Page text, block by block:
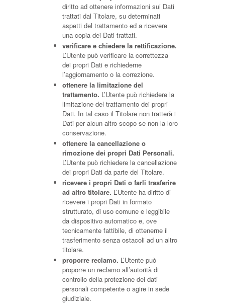
diritto ad ottenere informazioni sui Dati
trattati dal Titolare, su determinati
aspetti del trattamento ed a ricevere
una copia dei Dati trattati.
verificare e chiedere la rettificazione.
L’Utente può verificare la correttezza
dei propri Dati e richiederne
l’aggiornamento o la correzione.
ottenere la limitazione del
trattamento. L’Utente può richiedere la
limitazione del trattamento dei propri
Dati. In tal caso il Titolare non tratterà i
Dati per alcun altro scopo se non la loro
conservazione.
ottenere la cancellazione o
rimozione dei propri Dati Personali.
L’Utente può richiedere la cancellazione
dei propri Dati da parte del Titolare.
ricevere i propri Dati o farli trasferire
ad altro titolare. L’Utente ha diritto di
ricevere i propri Dati in formato
strutturato, di uso comune e leggibile
da dispositivo automatico e, ove
tecnicamente fattibile, di ottenerne il
trasferimento senza ostacoli ad un altro
titolare.
proporre reclamo. L’Utente può
proporre un reclamo all’autorità di
controllo della protezione dei dati
personali competente o agire in sede
giudiziale.